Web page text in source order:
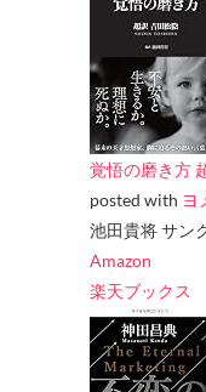
覚悟の磨き方
posted with ヨ
池田貴将 サン
Amazon
楽天ブックス